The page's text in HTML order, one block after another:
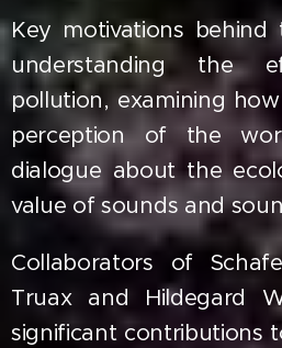
Key motivations
understanding the
pollution, examining
perception of the
dialogue about the
value of sounds and
Collaborators of
Truax and Hildegard
significant contributions